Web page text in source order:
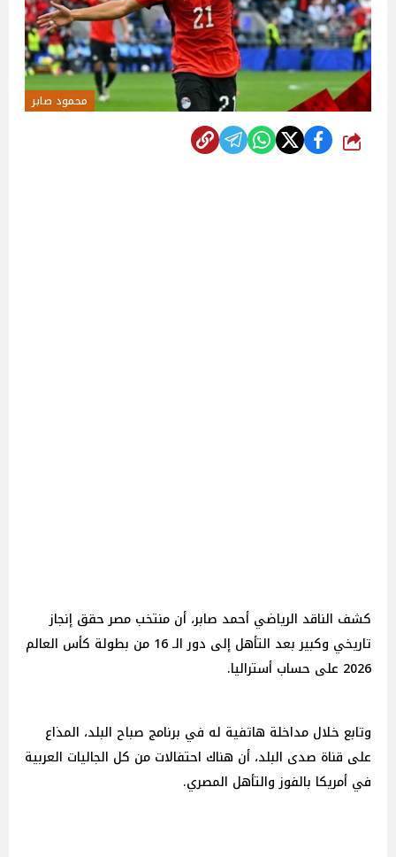
محمود صابر
شارك
كشف الناقد الرياضي أحمد صابر، أن منتخب مصر حقق إنجاز
تاريخي وكبير بعد التأهل إلى دور الـ 16 من بطولة كأس العالم
2026 على حساب أستراليا.
وتابع خلال مداخلة هاتفية له في برنامج صباح البلد، المذاع
على قناة صدى البلد، أن هناك احتفالات من كل الجاليات العربية
في أمريكا بالفوز والتأهل المصري.